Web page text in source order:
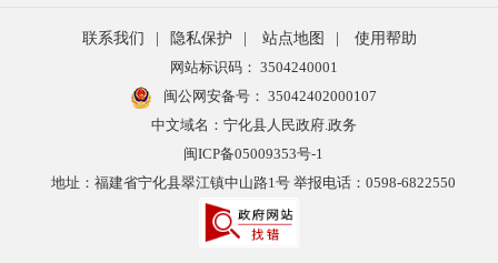
联系我们 隐私保护 站点地图
使用帮助
网站标识码： 3504240001
闽公网安备号： 35042402000107
中文域名：宁化县人民政府.政务
闽ICP备05009353号-1
地址：福建省宁化县翠江镇中山路1号 举报电话：0598-6822550